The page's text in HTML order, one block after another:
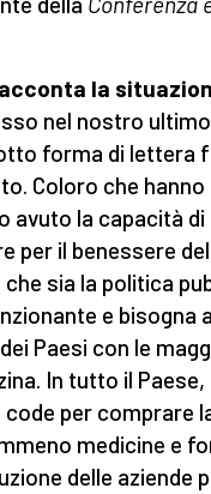
la
nel nostro
forma di lettera
Coloro che
avuto la capacità
per il benessere
sia la politica
e bisogna
Paesi con le
In tutto il
code per comprare
medicine e
delle aziende